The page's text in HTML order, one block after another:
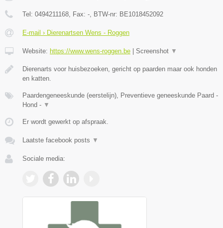
Tel: 0494211168 , Fax: - , BTW-nr: BE1018452092
E-mail › Dierenartsen Wens - Roggen
Website: https://www.wens-roggen.be | Screenshot ▼
Dierenarts voor huisbezoeken, gericht op paarden maar ook honden
en katten.
Paardengeneeskunde (eerstelijn), Preventieve geneeskunde Paard -
Hond - ▼
Er wordt gewerkt op afspraak.
Laatste facebook posts ▼
Sociale media: